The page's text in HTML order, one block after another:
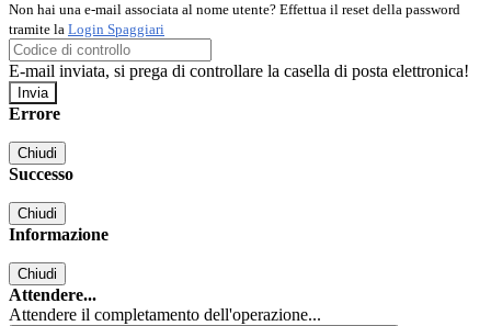
Non hai una e-mail associata al nome utente? Effettua il reset della password
tramite la Login Spaggiari
E-mail inviata, si prega di controllare la casella di posta elettronica!
Errore
Chiudi
Successo
Chiudi
Informazione
Chiudi
Attendere...
Attendere il completamento dell'operazione...